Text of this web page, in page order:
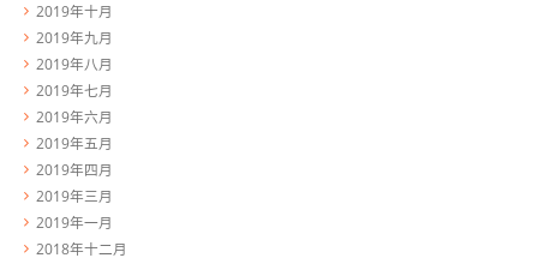
2019年十月
2019年九月
2019年八月
2019年七月
2019年六月
2019年五月
2019年四月
2019年三月
2019年一月
2018年十二月